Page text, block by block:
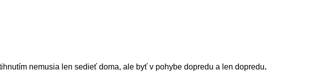
nemusia len sedieť doma, ale byť v pohybe dopredu a len dopredu.